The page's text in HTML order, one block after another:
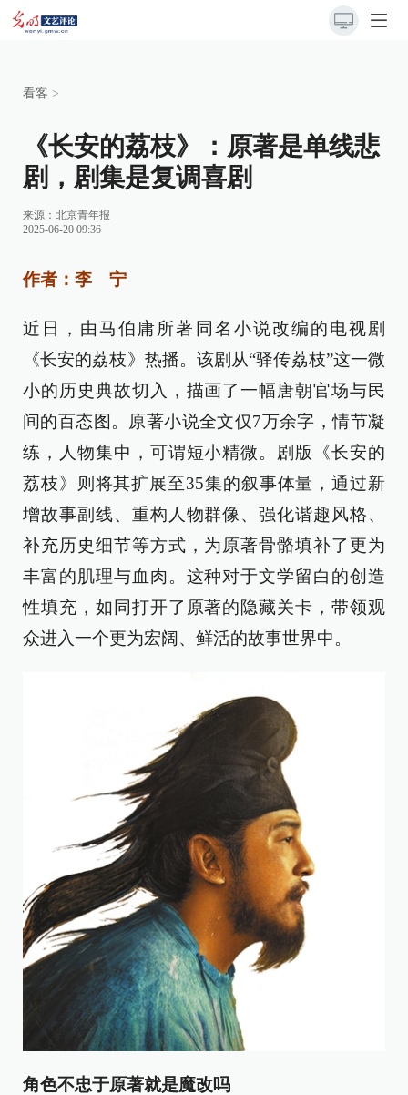
看客 >
《长安的荔枝》：原著是单线悲
剧，剧集是复调喜剧
来源： 北京青年报
2025-06-20 09:36
作者：李 宁
近日，由马伯庸所著同名小说改编的电视剧
《长安的荔枝》热播。该剧从“驿传荔枝”这一微
小的历史典故切入，描画了一幅唐朝官场与民
间的百态图。原著小说全文仅7万余字，情节凝
练，人物集中，可谓短小精微。剧版《长安的
荔枝》则将其扩展至35集的叙事体量，通过新
增故事副线、重构人物群像、强化谐趣风格、
补充历史细节等方式，为原著骨骼填补了更为
丰富的肌理与血肉。这种对于文学留白的创造
性填充，如同打开了原著的隐藏关卡，带领观
众进入一个更为宏阔、鲜活的故事世界中。
角色不忠于原著就是魔改吗